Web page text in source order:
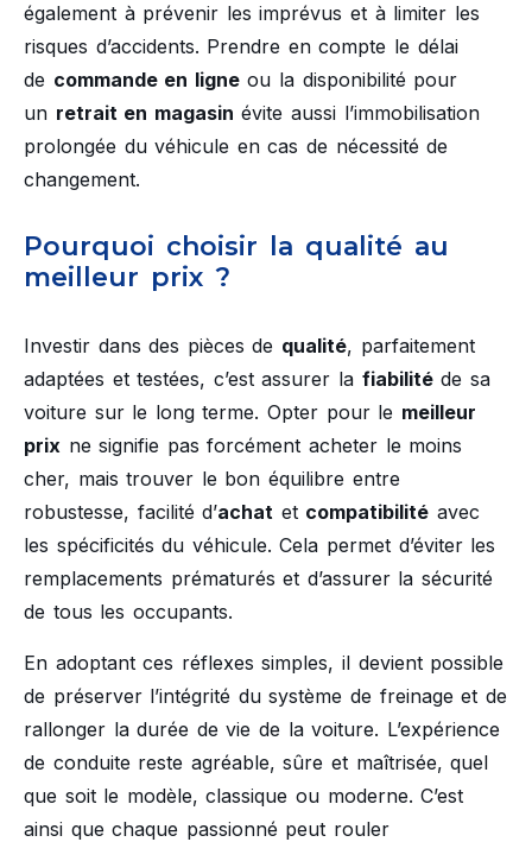
également à prévenir les imprévus et à limiter les
risques d’accidents. Prendre en compte le délai
de commande en ligneou la disponibilité pour
un retrait en magasin évite aussi l’immobilisation
prolongée du véhicule en cas de nécessité de
changement.
Pourquoi choisir la qualité au
meilleur prix ?
Investir dans des pièces de qualité, parfaitement
adaptées et testées, c’est assurer la fiabilitéde sa
voiture sur le long terme. Opter pour le meilleur
prix ne signifie pas forcément acheter le moins
cher, mais trouver le bon équilibre entre
robustesse, facilité d’achat et compatibilité avec
les spécificités du véhicule. Cela permet d’éviter les
remplacements prématurés et d’assurer la sécurité
de tous les occupants.
En adoptant ces réflexes simples, il devient possible
de préserver l’intégrité du système de freinage et de
rallonger la durée de vie de la voiture. L’expérience
de conduite reste agréable, sûre et maîtrisée, quel
que soit le modèle, classique ou moderne. C’est
ainsi que chaque passionné peut rouler